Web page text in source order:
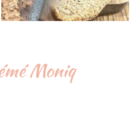
Moniq